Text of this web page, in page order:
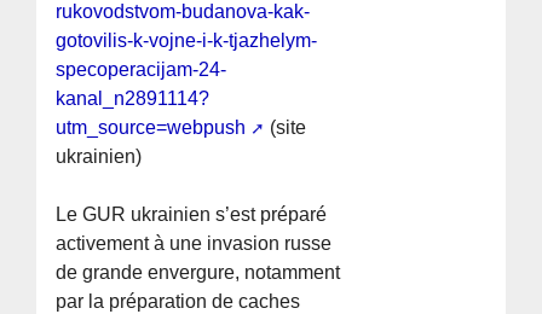
rukovodstvom-budanova-kak-
gotovilis-k-vojne-i-k-tjazhelym-
specoperacijam-24-
kanal_n2891114?
utm_source=webpush
(site
ukrainien)
Le GUR ukrainien s’est préparé
activement à une invasion russe
de grande envergure, notamment
par la préparation de caches